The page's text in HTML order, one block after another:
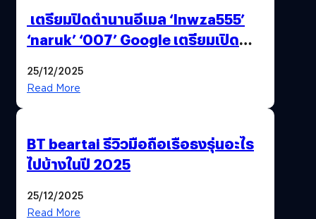
เตรียมปิดตำนานอีเมล ‘lnwza555’
‘naruk’ ‘007’ Google เตรียมเปิด
25/12/2025
Read More
BT beartai รีวิวมือถือเรือธงรุ่นอะไร
ไปบ้างในปี 2025
25/12/2025
Read More